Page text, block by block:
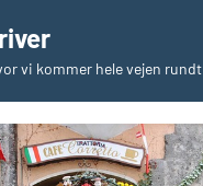
vi kommer hele vejen rundt